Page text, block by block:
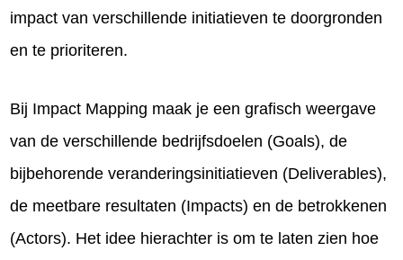
impact van verschillende initiatieven te doorgronden
en te prioriteren.
Bij Impact Mapping maak je een grafisch weergave
van de verschillende bedrijfsdoelen (Goals), de
bijbehorende veranderingsinitiatieven (Deliverables),
de meetbare resultaten (Impacts) en de betrokkenen
(Actors). Het idee hierachter is om te laten zien hoe